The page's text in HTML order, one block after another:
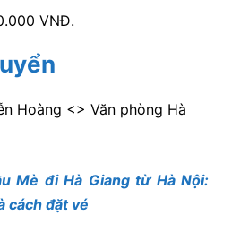
VNĐ.
Hoàng <> Văn phòng Hà
Mè đi Hà Giang từ Hà Nội:
cách đặt vé